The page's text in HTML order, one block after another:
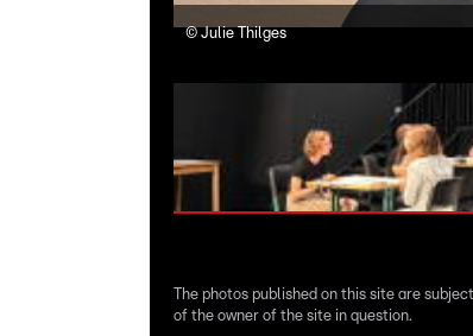
© Julie Thilges
The photos published on this site are
of the owner of the site in question.